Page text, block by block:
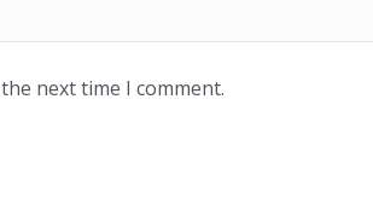
next time I comment.